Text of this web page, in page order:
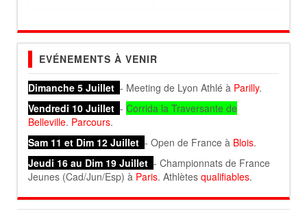
EVÉNEMENTS À VENIR
Dimanche 5 Juillet - Meeting de Lyon Athlé à Parilly.
Vendredi 10 Juillet - Corrida la Traversante de
Belleville. Parcours.
Sam 11 et Dim 12 Juillet - Open de France à Blois.
Jeudi 16 au Dim 19 Juillet - Championnats de France
Jeunes (Cad/Jun/Esp) à Paris. Athlètes qualifiables.